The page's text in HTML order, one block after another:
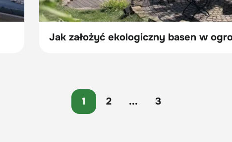
Jak założyć ekologiczny basen w
1 2 ... 3